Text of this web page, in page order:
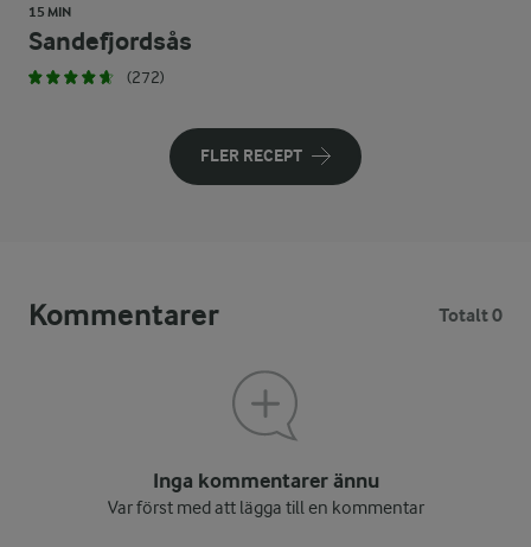
15 MIN
Sandefjordsås
(272)
FLER RECEPT
Kommentarer Totalt 0
Inga kommentarer ännu
Var först med att lägga till en kommentar